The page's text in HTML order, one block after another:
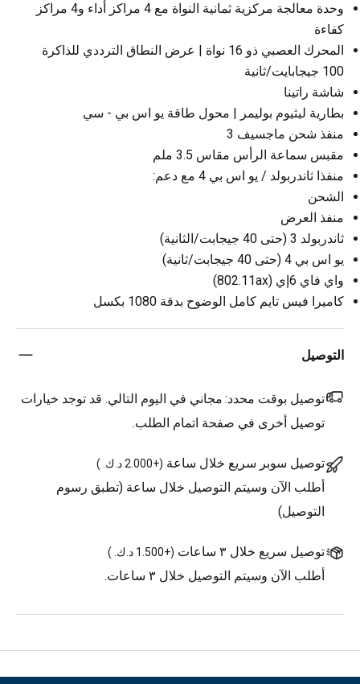
وحدة معالجة مركزية ثمانية النواة مع 4 مراكز أداء و4 مراكز
كفاءة
المحرك العصبي ذو 16 نواة | عرض النطاق الترددي للذاكرة
100 جيجابايت/ثانية
شاشة راتينا
بطارية ليثيوم بوليمر | محول طاقة يو اس بي - سي
منفذ شحن ماجسيف 3
مقبس سماعة الرأس مقاس 3.5 ملم
منفذا ثاندربولد / يو اس بي 4 مع دعم:
الشحن
منفذ العرض
ثاندربولد 3 (حتى 40 جيجابت/الثانية)
يو اس بي 4 (حتى 40 جيجابت/ثانية)
واي فاي 6إي (802.11ax)
كاميرا فيس تايم كامل الوضوح بدقة 1080 بكسل
التوصيل
توصيل بوقت محدد: مجاني في اليوم التالي. قد توجد خيارات
توصيل أخرى في صفحة اتمام الطلب.
توصيل سوبر سريع خلال ساعة (+2.000 د.ك. )
أطلب الآن وسيتم التوصيل خلال ساعة (تطبق رسوم
التوصيل)
توصيل سريع خلال ٣ ساعات (+1.500 د.ك. )
أطلب الآن وسيتم التوصيل خلال ٣ ساعات.